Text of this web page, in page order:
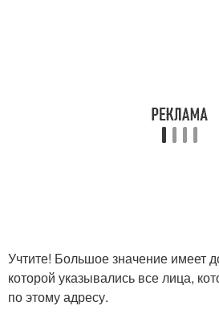
Учтите! Большое значение имеет
которой указывались все лица,
по этому адресу.